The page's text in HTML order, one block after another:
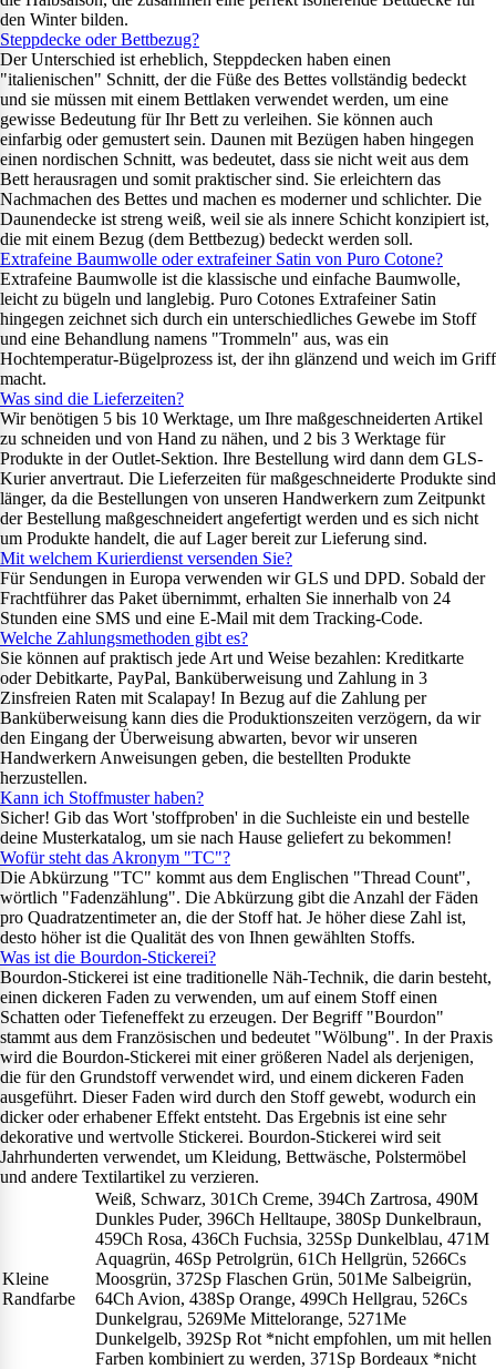
den Winter bilden.
Steppdecke oder Bettbezug?
Der Unterschied ist erheblich, Steppdecken haben einen
"italienischen" Schnitt, der die Füße des Bettes vollständig bedeckt
und sie müssen mit einem Bettlaken verwendet werden, um eine
gewisse Bedeutung für Ihr Bett zu verleihen. Sie können auch
einfarbig oder gemustert sein. Daunen mit Bezügen haben hingegen
einen nordischen Schnitt, was bedeutet, dass sie nicht weit aus dem
Bett herausragen und somit praktischer sind. Sie erleichtern das
Nachmachen des Bettes und machen es moderner und schlichter. Die
Daunendecke ist streng weiß, weil sie als innere Schicht konzipiert ist,
die mit einem Bezug (dem Bettbezug) bedeckt werden soll.
Extrafeine Baumwolle oder extrafeiner Satin von Puro Cotone?
Extrafeine Baumwolle ist die klassische und einfache Baumwolle,
leicht zu bügeln und langlebig. Puro Cotones Extrafeiner Satin
hingegen zeichnet sich durch ein unterschiedliches Gewebe im Stoff
und eine Behandlung namens "Trommeln" aus, was ein
Hochtemperatur-Bügelprozess ist, der ihn glänzend und weich im Griff
macht.
Was sind die Lieferzeiten?
Wir benötigen 5 bis 10 Werktage, um Ihre maßgeschneiderten Artikel
zu schneiden und von Hand zu nähen, und 2 bis 3 Werktage für
Produkte in der Outlet-Sektion. Ihre Bestellung wird dann dem GLS-
Kurier anvertraut. Die Lieferzeiten für maßgeschneiderte Produkte sind
länger, da die Bestellungen von unseren Handwerkern zum Zeitpunkt
der Bestellung maßgeschneidert angefertigt werden und es sich nicht
um Produkte handelt, die auf Lager bereit zur Lieferung sind.
Mit welchem Kurierdienst versenden Sie?
Für Sendungen in Europa verwenden wir GLS und DPD. Sobald der
Frachtführer das Paket übernimmt, erhalten Sie innerhalb von 24
Stunden eine SMS und eine E-Mail mit dem Tracking-Code.
Welche Zahlungsmethoden gibt es?
Sie können auf praktisch jede Art und Weise bezahlen: Kreditkarte
oder Debitkarte, PayPal, Banküberweisung und Zahlung in 3
Zinsfreien Raten mit Scalapay! In Bezug auf die Zahlung per
Banküberweisung kann dies die Produktionszeiten verzögern, da wir
den Eingang der Überweisung abwarten, bevor wir unseren
Handwerkern Anweisungen geben, die bestellten Produkte
herzustellen.
Kann ich Stoffmuster haben?
Sicher! Gib das Wort 'stoffproben' in die Suchleiste ein und bestelle
deine Musterkatalog, um sie nach Hause geliefert zu bekommen!
Wofür steht das Akronym "TC"?
Die Abkürzung "TC" kommt aus dem Englischen "Thread Count",
wörtlich "Fadenzählung". Die Abkürzung gibt die Anzahl der Fäden
pro Quadratzentimeter an, die der Stoff hat. Je höher diese Zahl ist,
desto höher ist die Qualität des von Ihnen gewählten Stoffs.
Was ist die Bourdon-Stickerei?
Bourdon-Stickerei ist eine traditionelle Näh-Technik, die darin besteht,
einen dickeren Faden zu verwenden, um auf einem Stoff einen
Schatten oder Tiefeneffekt zu erzeugen. Der Begriff "Bourdon"
stammt aus dem Französischen und bedeutet "Wölbung". In der Praxis
wird die Bourdon-Stickerei mit einer größeren Nadel als derjenigen,
die für den Grundstoff verwendet wird, und einem dickeren Faden
ausgeführt. Dieser Faden wird durch den Stoff gewebt, wodurch ein
dicker oder erhabener Effekt entsteht. Das Ergebnis ist eine sehr
dekorative und wertvolle Stickerei. Bourdon-Stickerei wird seit
Jahrhunderten verwendet, um Kleidung, Bettwäsche, Polstermöbel
und andere Textilartikel zu verzieren.
Kleine
Randfarbe
Weiß, Schwarz, 301Ch Creme, 394Ch Zartrosa, 490M
Dunkles Puder, 396Ch Helltaupe, 380Sp Dunkelbraun,
459Ch Rosa, 436Ch Fuchsia, 325Sp Dunkelblau, 471M
Aquagrün, 46Sp Petrolgrün, 61Ch Hellgrün, 5266Cs
Moosgrün, 372Sp Flaschen Grün, 501Me Salbeigrün,
64Ch Avion, 438Sp Orange, 499Ch Hellgrau, 526Cs
Dunkelgrau, 5269Me Mittelorange, 5271Me
Dunkelgelb, 392Sp Rot *nicht empfohlen, um mit hellen
Farben kombiniert zu werden, 371Sp Bordeaux *nicht